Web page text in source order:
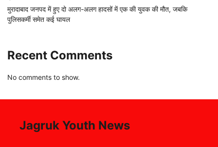
मुरादाबाद जनपद में हुए दो अलग-अलग हादसों में एक की युवक की मौत, जबकि
पुलिसकर्मी समेत कई घायल
Recent Comments
No comments to show.
Jagruk Youth News